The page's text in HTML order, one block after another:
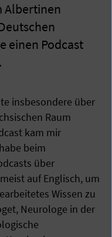
Albertinen
einen Podcast
insbesondere über
Raum
kam mir
beim
über
auf Englisch, um
Wissen zu
Neurologe in der